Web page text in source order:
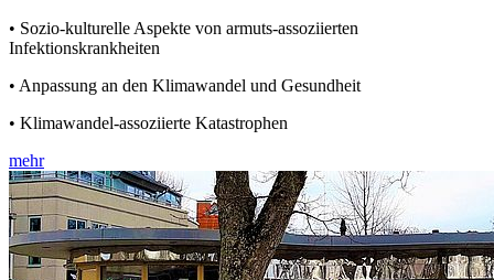
• Sozio-kulturelle Aspekte von armuts-assoziierten
Infektionskrankheiten
• Anpassung an den Klimawandel und Gesundheit
• Klimawandel-assoziierte Katastrophen
mehr